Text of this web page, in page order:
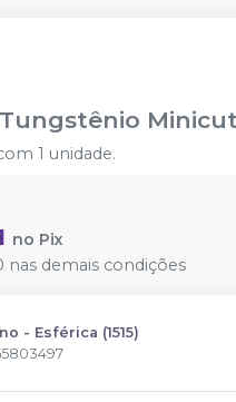
1 unidade.
no Pix
nas demais condições
- Esférica (1515)